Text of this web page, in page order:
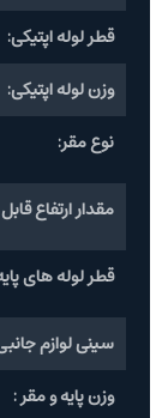
قطر لوله اپتیکی:
وزن لوله اپتیکی:
نوع مقر:
مقدار ارتفاع
قطر لوله های
سینی لوازم
وزن پایه و مقر :